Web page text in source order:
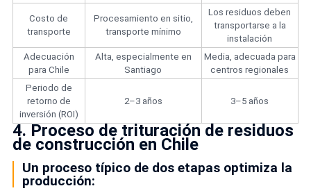
Costo de
transporte
Procesamiento en sitio,
transporte mínimo
Los residuos deben
transportarse a la
instalación
Adecuación
para Chile
Alta, especialmente en
Santiago
Media, adecuada para
centros regionales
Periodo de
retorno de
inversión (ROI)
2–3 años 3–5 años
4. Proceso de trituración de residuos
de construcción en Chile
Un proceso típico de dos etapas optimiza la
producción: